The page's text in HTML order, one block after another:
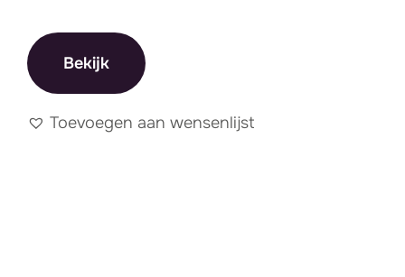
Bekijk
Toevoegen aan wensenlijst